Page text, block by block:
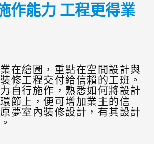
作能力 工程更得業
在繪圖，重點在空間設計與
修工程交付給信賴的工班。
自行施作，熟悉如何將設計
節上，便可增加業主的信
夢室內裝修設計，有其設計